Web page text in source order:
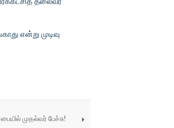
என்று முடிவு
முதல்வர் பேச்சு!